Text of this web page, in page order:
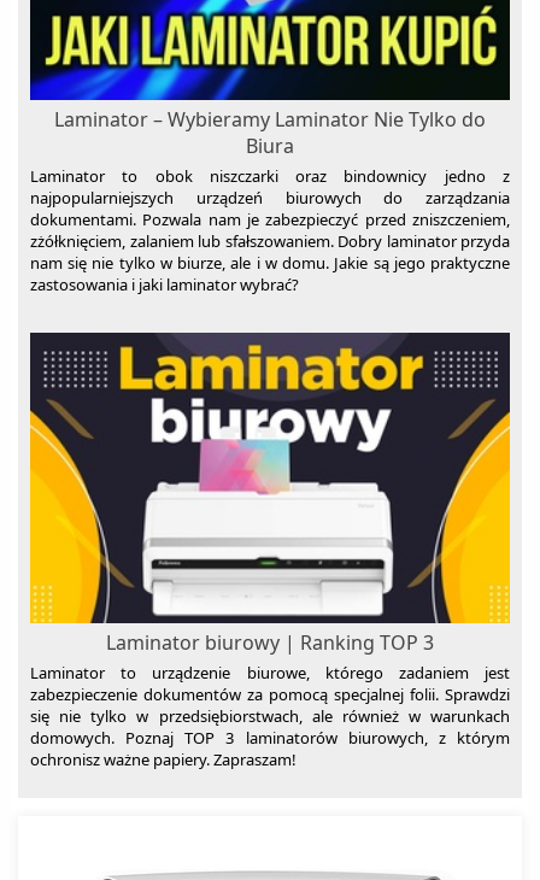
Laminator – Wybieramy Laminator Nie Tylko do
Biura
Laminator to obok niszczarki oraz bindownicy jedno z
najpopularniejszych urządzeń biurowych do zarządzania
dokumentami. Pozwala nam je zabezpieczyć przed zniszczeniem,
zżółknięciem, zalaniem lub sfałszowaniem. Dobry laminator przyda
nam się nie tylko w biurze, ale i w domu. Jakie są jego praktyczne
zastosowania i jaki laminator wybrać?
Laminator biurowy | Ranking TOP 3
Laminator to urządzenie biurowe, którego zadaniem jest
zabezpieczenie dokumentów za pomocą specjalnej folii. Sprawdzi
się nie tylko w przedsiębiorstwach, ale również w warunkach
domowych. Poznaj TOP 3 laminatorów biurowych, z którym
ochronisz ważne papiery. Zapraszam!